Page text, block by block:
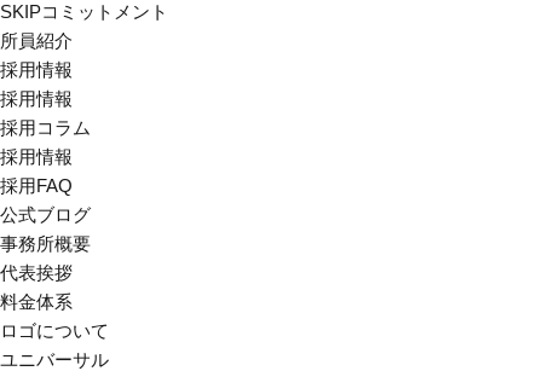
SKIPコミットメント
所員紹介
採用情報
採用情報
採用コラム
採用情報
採用FAQ
公式ブログ
事務所概要
代表挨拶
料金体系
ロゴについて
ユニバーサル